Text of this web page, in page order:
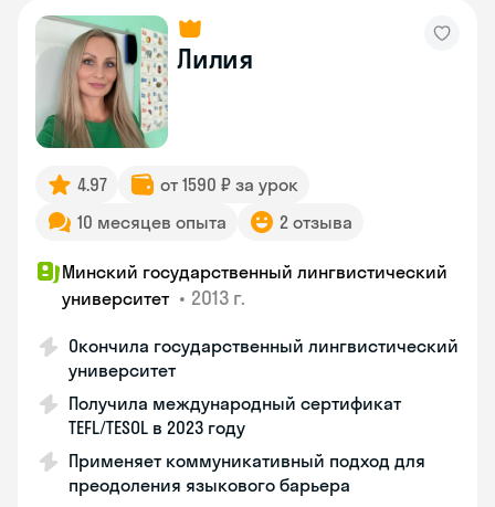
Лилия
4.97
от 1590 ₽ за урок
10 месяцев опыта
2 отзыва
Минский государственный лингвистический
университет • 2013 г.
Окончила государственный лингвистический
университет
Получила международный сертификат
TEFL/TESOL в 2023 году
Применяет коммуникативный подход для
преодоления языкового барьера